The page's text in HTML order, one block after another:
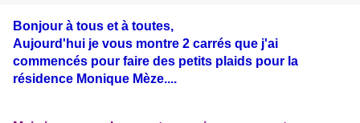
Bonjour à tous et à toutes,
Aujourd'hui je vous montre 2 carrés que j'ai
commencés pour faire des petits plaids pour la
résidence Monique Mèze....